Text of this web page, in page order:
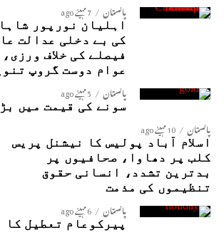
پاکستان 7 مہینے ago
اہلیان نورپور
کی بے دخلی عدالت
فیصلے کی خلاف
عوام دوست گروپ
پاکستان 5 مہینے ago
سونے کی قیمت میں
پاکستان 10 مہینے ago
اسلام آباد پولیس کا نیشنل پریس
کلب پر دھاوا، صحافیوں پر
بدترین تشدد، انسانی حقوق
تنظیموں کی مذمت
پاکستان 6 مہینے ago
پیرکوعام تعطیل کا